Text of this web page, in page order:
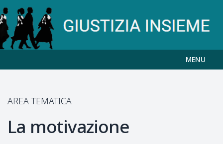
MENU
AREA TEMATICA
La motivazione